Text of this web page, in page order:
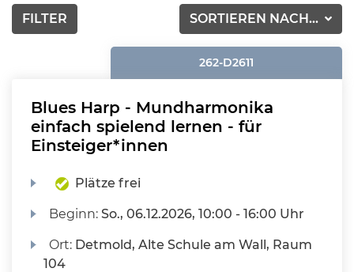
SORTIEREN NACH...
FILTER
262-D2611
Blues Harp - Mundharmonika
einfach spielend lernen - für
Einsteiger*innen
Plätze frei
Beginn:So., 06.12.2026, 10:00 - 16:00 Uhr
Ort: Detmold, Alte Schule am Wall, Raum
104